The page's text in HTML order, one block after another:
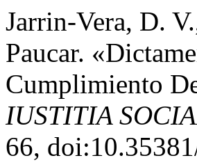
Jarrin-Vera, D.
Paucar.
Cumplimiento
IUSTITIA
66,